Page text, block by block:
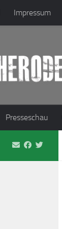
Impressum
Presseschau